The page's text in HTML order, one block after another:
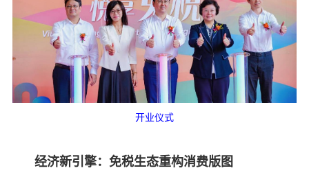
开业仪式
经济新引擎：免税生态重构消费版图